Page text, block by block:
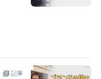
記事